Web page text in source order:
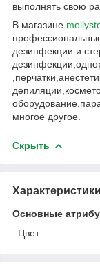
выполнять свою
В магазине
дезинфекции и
многое другое.
Скрыть
Характеристики
Основные
Цвет